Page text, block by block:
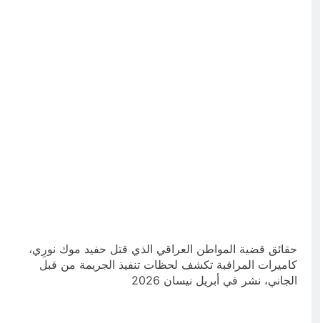
حقائق قضية المواطن العراقي الذي قتل حفيد موك نورِي،
كاميرات المراقبة تكشف لحظات تنفيذ الجريمة من قبل
الجاني، نشر في أبريل نيسان 2026